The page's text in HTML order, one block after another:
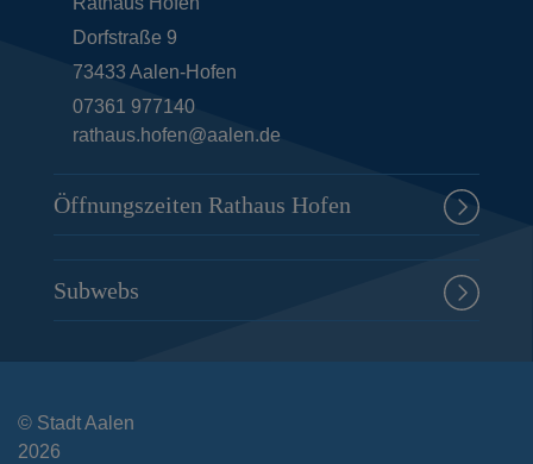
Dorfstraße 9
73433 Aalen-Hofen
07361 977140
rathaus.hofen@aalen.de
Öffnungszeiten Rathaus Hofen
Subwebs
© Stadt Aalen
2026